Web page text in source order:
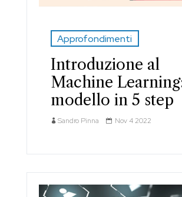
Approfondimenti
Introduzione al
Machine
modello in 5 step
Sandro Pinna Nov 4 2022